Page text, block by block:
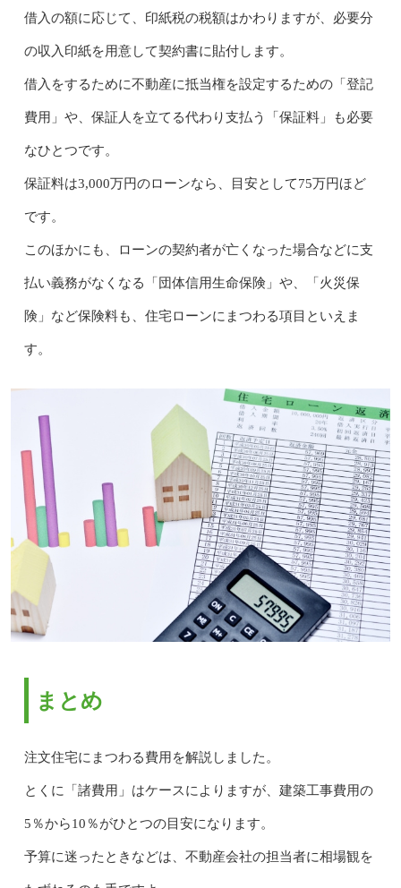
借入の額に応じて、印紙税の税額はかわりますが、必要分
の収入印紙を用意して契約書に貼付します。
借入をするために不動産に抵当権を設定するための「登記
費用」や、保証人を立てる代わり支払う「保証料」も必要
なひとつです。
保証料は3,000万円のローンなら、目安として75万円ほど
です。
このほかにも、ローンの契約者が亡くなった場合などに支
払い義務がなくなる「団体信用生命保険」や、「火災保
険」など保険料も、住宅ローンにまつわる項目といえま
す。
まとめ
注文住宅にまつわる費用を解説しました。
とくに「諸費用」はケースによりますが、建築工事費用の
5％から10％がひとつの目安になります。
予算に迷ったときなどは、不動産会社の担当者に相場観を